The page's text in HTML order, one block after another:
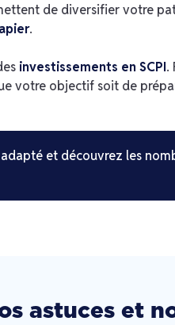
de diversifier votre
.
investissements en SCPI.
votre objectif soit de
et découvrez les
astuces et